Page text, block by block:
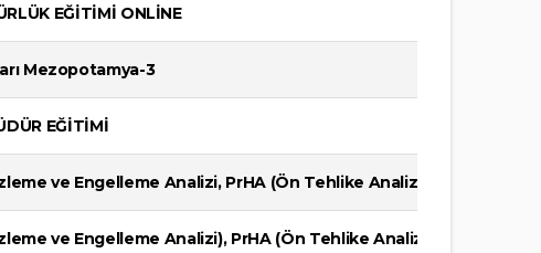
EĞİTİMİ ONLİNE
Mezopotamya-3
EĞİTİMİ
ve Engelleme Analizi, PrHA (Ön Tehlike Analizi) Temel Eğitimi
ve Engelleme Analizi), PrHA (Ön Tehlike Analizi) Temel